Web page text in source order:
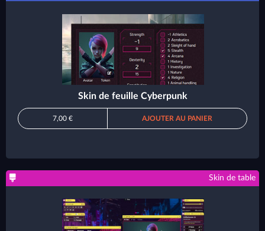
Skin de feuille Cyberpunk
7,00 € AJOUTER AU PANIER
Skin de table